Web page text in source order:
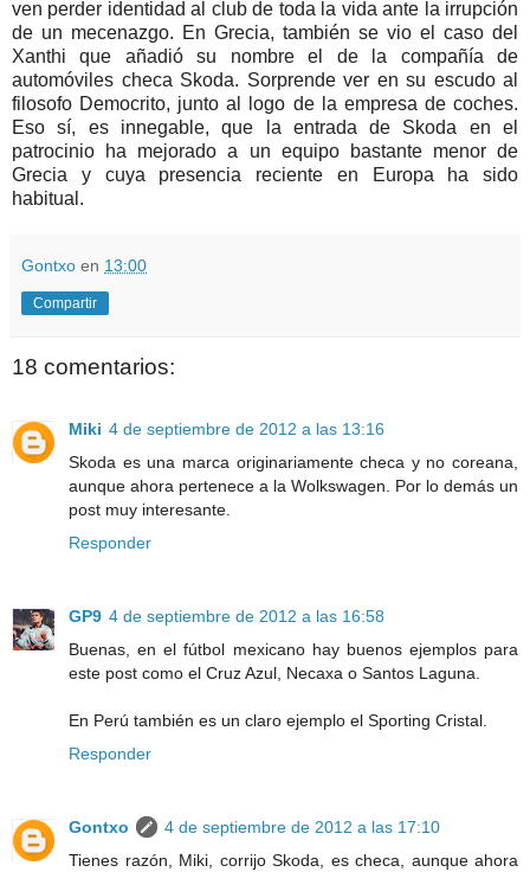
ven perder identidad al club de toda la vida ante la irrupción
de un mecenazgo. En Grecia, también se vio el caso del
Xanthi que añadió su nombre el de la compañía de
automóviles checa Skoda. Sorprende ver en su escudo al
filosofo Democrito, junto al logo de la empresa de coches.
Eso sí, es innegable, que la entrada de Skoda en el
patrocinio ha mejorado a un equipo bastante menor de
Grecia y cuya presencia reciente en Europa ha sido
habitual.
Gontxo en 13:00
Compartir
18 comentarios:
Miki 4 de septiembre de 2012 a las 13:16
Skoda es una marca originariamente checa y no coreana,
aunque ahora pertenece a la Wolkswagen. Por lo demás un
post muy interesante.
Responder
GP9 4 de septiembre de 2012 a las 16:58
Buenas, en el fútbol mexicano hay buenos ejemplos para
este post como el Cruz Azul, Necaxa o Santos Laguna.
En Perú también es un claro ejemplo el Sporting Cristal.
Responder
Gontxo
4 de septiembre de 2012 a las 17:10
Tienes razón, Miki, corrijo Skoda, es checa, aunque ahora